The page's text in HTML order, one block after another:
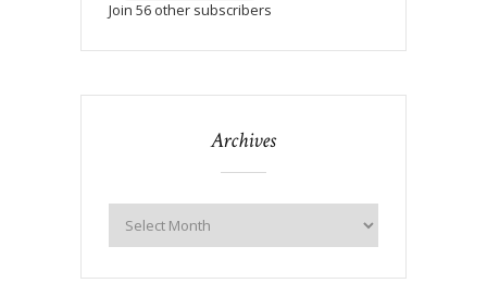
Join 56 other subscribers
Archives